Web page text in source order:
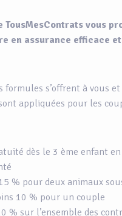
TousMesContrats vous
en assurance efficace
formules s’offrent à vous et
appliquées pour les
dès le 3 ème enfant
% pour deux animaux
10 % pour un couple
% sur l’ensemble des